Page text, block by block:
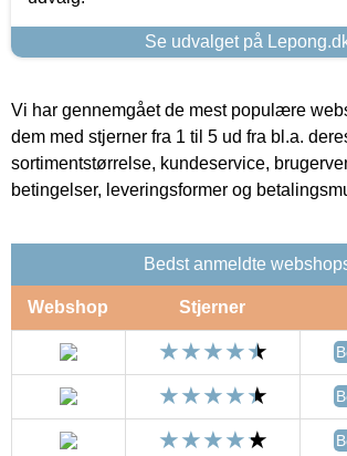
Se udvalget på
Vi har gennemgået de mest populære
dem med stjerner fra 1 til 5 ud fra bl.a.
sortimentstørrelse, kundeservice,
betingelser, leveringsformer og
Bedst anmeldte
Webshop Stjerner